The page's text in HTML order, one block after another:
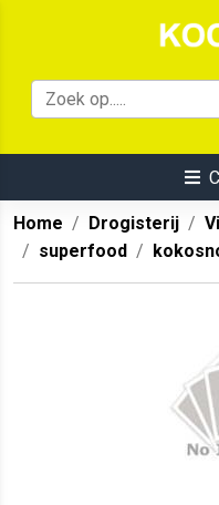
Home Drogisterij
superfood